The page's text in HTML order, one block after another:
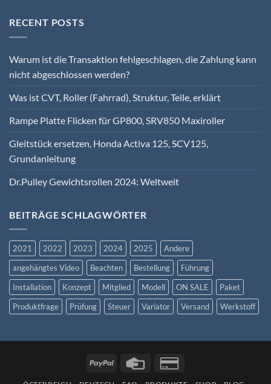
RECENT POSTS
Warum ist die Transaktion fehlgeschlagen, die Zahlung kann
nicht abgeschlossen werden?
Was ist CVT, Roller (Fahrrad), Struktur, Teile, erklärt
Rampe Platte Flicken für GP800, SRV850 Maxiroller
Gleitstück ersetzen, Honda Activa 125, SCV125,
Grundanleitung
Dr.Pulley Gewichtsrollen 2024: Weltweit
BEITRÄGE SCHLAGWÖRTER
2021 2022 2023 2024 2025
Andere
angehängtes Video
Beachten Bestellung
Führung
Installation
Konzept Mitglied Modell ON SALE
Paket
Produktfrage
Prüfung Steuer Variator Versand Werkstoff